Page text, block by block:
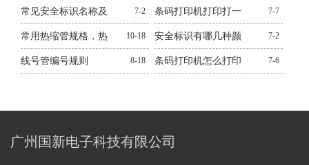
方法
空白解决方法
常见安全标识名称及
作用图文
7-2 条码打印机打印打一
张空一张解决方法
7-7
常用热缩管规格，热
缩管规格大全
10-18 安全标识有哪几种颜
色？有什么作用？
7-2
线号管编号规则 8-18 条码打印机怎么打印 7-6
广州国新电子科技有限公司